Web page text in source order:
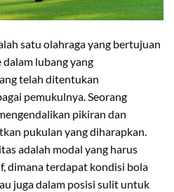
satu olahraga yang bertujuan
lubang yang
telah ditentukan
pemukulnya. Seorang
pikiran dan
pukulan yang diharapkan.
adalah modal yang harus
dimana terdapat kondisi bola
juga dalam posisi sulit untuk